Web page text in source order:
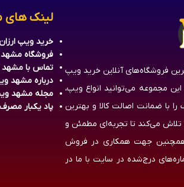
فروشگاه‌های آنلاین خرید ویپ
مجموعه می‌توانید انواع ویپ،
با ضمانت اصالت کالا و بهترین
می‌کند تا تجربه‌ای مطمئن و
همچنین جهت همکاری در فروش
درج‌شده در سایت با ما در
لینک های
خرید ویپ
فروشگاه
تماس با
درباره مشهد
مجله مشهد
پاد یکبار مصرف